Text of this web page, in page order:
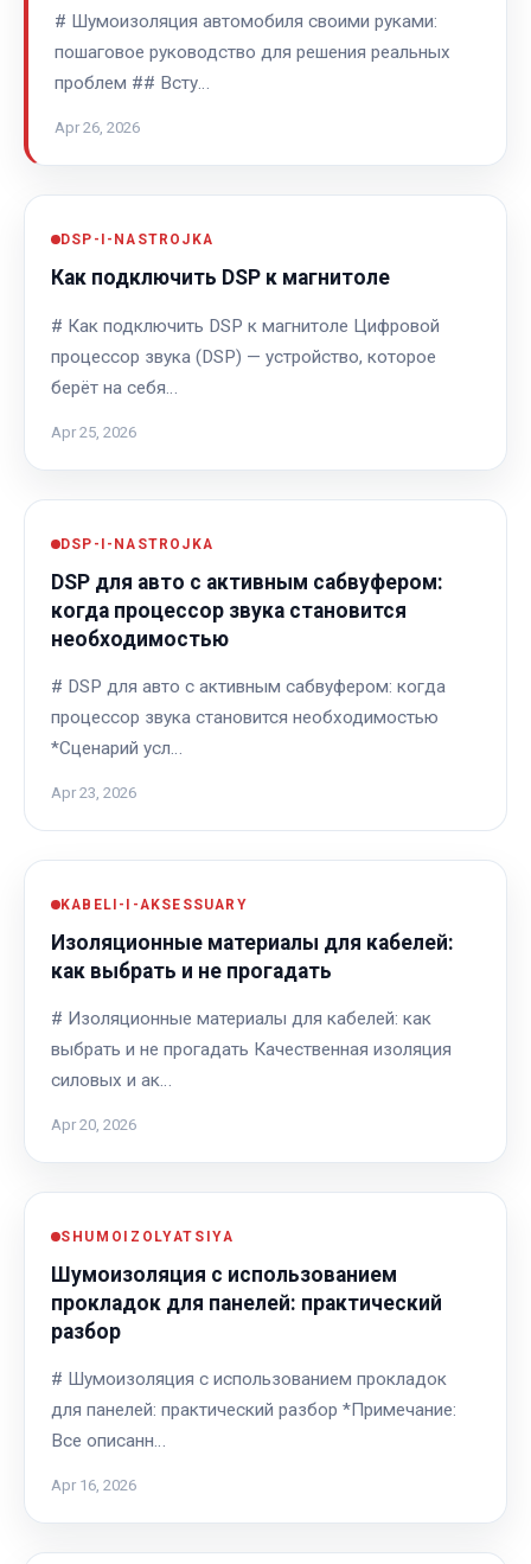
# Шумоизоляция автомобиля своими руками:
пошаговое руководство для решения реальных
проблем ## Всту…
Apr 26, 2026
DSP-I-NASTROJKA
Как подключить DSP к магнитоле
# Как подключить DSP к магнитоле Цифровой
процессор звука (DSP) — устройство, которое
берёт на себя…
Apr 25, 2026
DSP-I-NASTROJKA
DSP для авто с активным сабвуфером:
когда процессор звука становится
необходимостью
# DSP для авто с активным сабвуфером: когда
процессор звука становится необходимостью
*Сценарий усл…
Apr 23, 2026
KABELI-I-AKSESSUARY
Изоляционные материалы для кабелей:
как выбрать и не прогадать
# Изоляционные материалы для кабелей: как
выбрать и не прогадать Качественная изоляция
силовых и ак…
Apr 20, 2026
SHUMOIZOLYATSIYA
Шумоизоляция с использованием
прокладок для панелей: практический
разбор
# Шумоизоляция с использованием прокладок
для панелей: практический разбор *Примечание:
Все описанн…
Apr 16, 2026